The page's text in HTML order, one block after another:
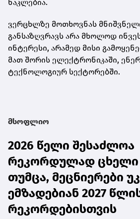
ნაკლებია.
ვერცხლზე მოთხოვნას
განსაზღვრავს არა მხოლოდ
ინტერესი, არამედ მისი
მათ შორის ელექტრონიკაში,
ტექნოლოგიურ სექტორებში.
მსოფლიო
2026 წელი შესაძლოა
რეკორდულად ცხელი
თუმცა, მეცნიერები
ემზადებიან 2027
რეკორდებისთვის